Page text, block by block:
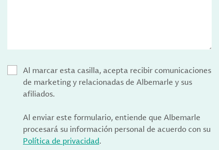
Al marcar esta casilla, acepta recibir comunicaciones
de marketing y relacionadas de Albemarle y sus
afiliados.
Al enviar este formulario, entiende que Albemarle
procesará su información personal de acuerdo con su
Política de privacidad.